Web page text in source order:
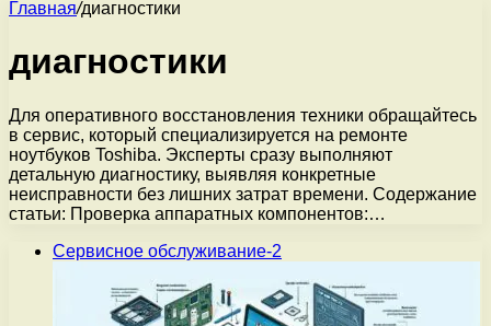
Главная/диагностики
диагностики
Для оперативного восстановления техники обращайтесь
в сервис, который специализируется на ремонте
ноутбуков Toshiba. Эксперты сразу выполняют
детальную диагностику, выявляя конкретные
неисправности без лишних затрат времени. Содержание
статьи: Проверка аппаратных компонентов:…
Сервисное обслуживание-2